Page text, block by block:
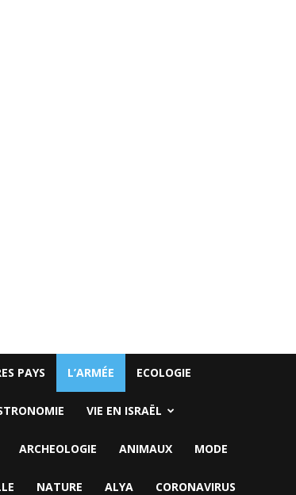
PAYS L’ARMÉE ECOLOGIE
VIE EN ISRAËL
ARCHEOLOGIE ANIMAUX MODE
NATURE ALYA CORONAVIRUS